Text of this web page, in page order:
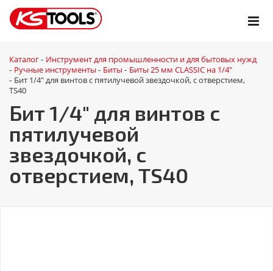
Каталог - Инструмент для промышленности и для бытовых нужд
- Ручные инструменты - Биты - Биты 25 мм CLASSIC на 1/4"
- Бит 1/4" для винтов с пятилучевой звездочкой, с отверстием,
TS40
Бит 1/4" для винтов с
пятилучевой
звездочкой, с
отверстием, TS40